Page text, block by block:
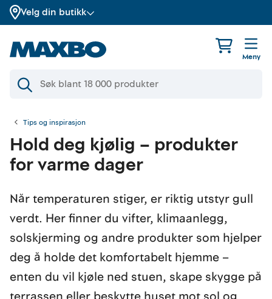
Velg din butikk
Meny
Tips og inspirasjon
Hold deg kjølig – produkter
for varme dager
Når temperaturen stiger, er riktig utstyr gull
verdt. Her finner du vifter, klimaanlegg,
solskjerming og andre produkter som hjelper
deg å holde det komfortabelt hjemme –
enten du vil kjøle ned stuen, skape skygge på